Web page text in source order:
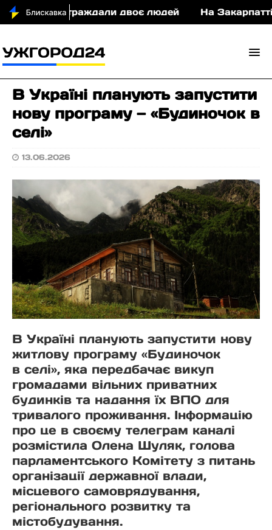
ДТП постраждали двоє людей На Закарпатті
В Україні планують запустити
нову програму — «Будиночок в
селі»
13.06.2026
В Україні планують запустити нову
житлову програму «Будиночок
в селі», яка передбачає викуп
громадами вільних приватних
будинків та надання їх ВПО для
тривалого проживання. Інформацію
про це в своєму телеграм каналі
розмістила Олена Шуляк, голова
парламентського Комітету з питань
організації державної влади,
місцевого самоврядування,
регіонального розвитку та
містобудування.